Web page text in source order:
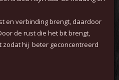
en verbinding brengt, daardoor
de rust die het bit brengt,
zodat hij beter geconcentreerd